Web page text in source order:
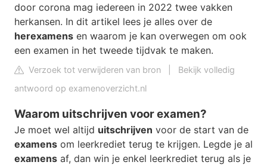
door corona mag iedereen in 2022 twee vakken
herkansen. In dit artikel lees je alles over de
herexamens en waarom je kan overwegen om ook
een examen in het tweede tijdvak te maken.
Verzoek tot verwijderen van bron
Bekijk volledig
antwoord op examenoverzicht.nl
Waarom uitschrijven voor examen?
Je moet wel altijd uitschrijven voor de start van de
examens om leerkrediet terug te krijgen. Legde je al
examens af, dan win je enkel leerkrediet terug als je